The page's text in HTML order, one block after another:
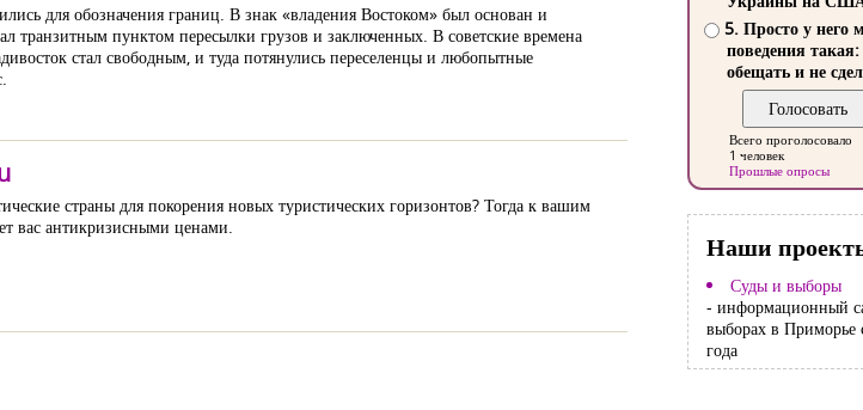
для обозначения границ. В знак «владения Востоком» был основан и
транзитным пунктом пересылки грузов и заключенных. В советские времена
стал свободным, и туда потянулись переселенцы и любопытные
страны для покорения новых туристических горизонтов? Тогда к вашим
вас антикризисными ценами.
5. Просто у него
поведения такая:
обещать и не
Всего проголосовало
1 человек
Прошлые опросы
Наши
Суды и выборы
- информационный
выборах в Приморье
года